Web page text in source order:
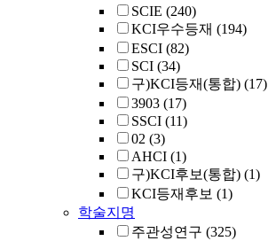
SCIE (240)
KCI우수등재 (194)
ESCI (82)
SCI (34)
구)KCI등재(통합) (17)
3903 (17)
SSCI (11)
02 (3)
AHCI (1)
구)KCI후보(통합) (1)
KCI등재후보 (1)
학술지명
주관성연구 (325)